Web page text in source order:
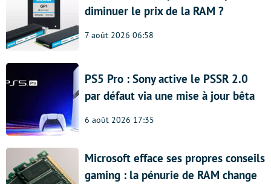
diminuer le prix de la RAM ?
7 août 2026 06:58
PS5 Pro : Sony active le PSSR 2.0
par défaut via une mise à jour bêta
6 août 2026 17:35
Microsoft efface ses propres conseils
gaming : la pénurie de RAM change